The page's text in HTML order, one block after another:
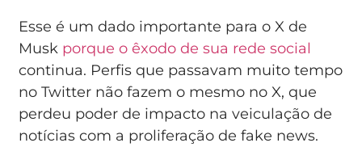
Esse é um dado importante para o X de
Musk porque o êxodo de sua rede social
continua. Perfis que passavam muito tempo
no Twitter não fazem o mesmo no X, que
perdeu poder de impacto na veiculação de
notícias com a proliferação de fake news.